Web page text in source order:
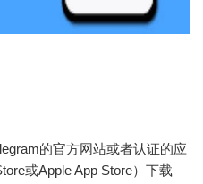
的官方网站或者认证的应
或Apple App Store）下载